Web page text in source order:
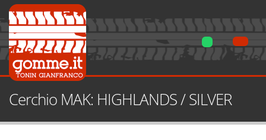
Cerchio MAK: HIGHLANDS / SILVER